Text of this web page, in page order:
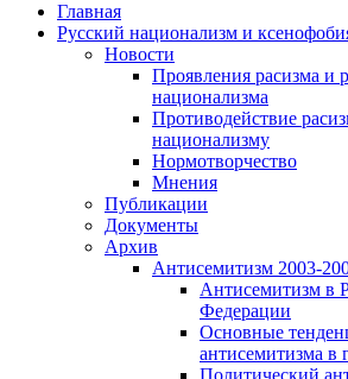
Главная
Русский национализм и
Новости
Проявления расизма и
национализма
Противодействие
национализму
Нормотворчество
Мнения
Публикации
Документы
Архив
Антисемитизм 2003-
Антисемитизм в
Федерации
Основные
антисемитизма в